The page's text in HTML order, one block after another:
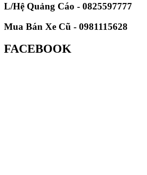
L/Hệ Quảng Cáo - 0825597777
Mua Bán Xe Cũ - 0981115628
FACEBOOK